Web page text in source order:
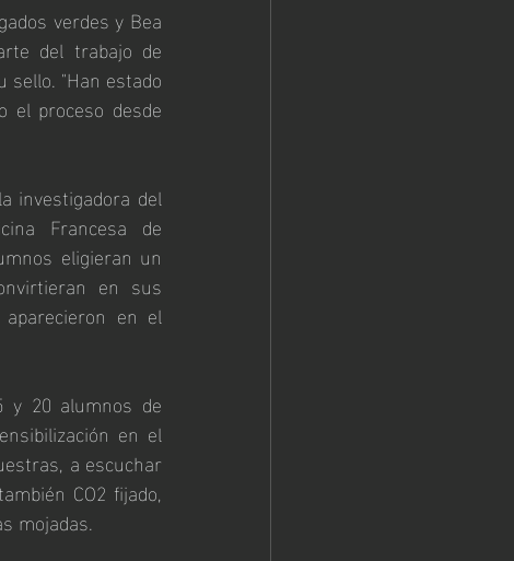
verdes y Bea
del trabajo de
"Han estado
el proceso desde
investigadora del
Francesa de
eligieran un
en sus
en el
y 20 alumnos de
en el
a escuchar
CO2 fijado,
mojadas.